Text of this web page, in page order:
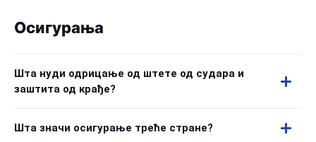
Осигурања
Шта нуди одрицање од штете од судара и
заштита од крађе?
Шта значи осигурање треће стране?